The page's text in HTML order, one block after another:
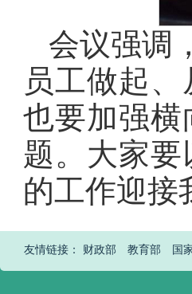
会议强调
员工做起
也要加强
题。大家
的工作迎接
友情链接： 财政部 教育部 国